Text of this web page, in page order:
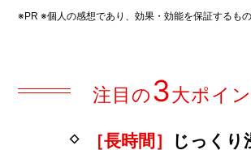
※PR ※個人の感想であり、効果・効能を保証するもの
注目の3大ポイ
［長時間］ じっくり